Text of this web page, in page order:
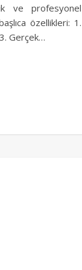
ve profesyonel
özellikleri: 1.
Gerçek…